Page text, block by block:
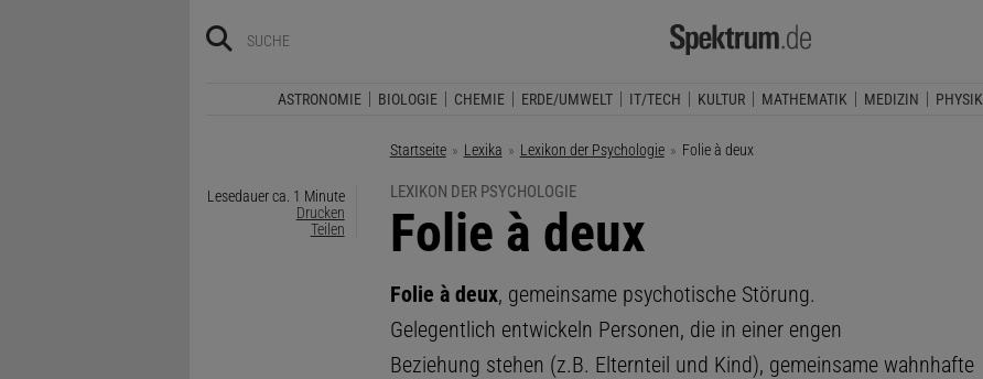
ASTRONOMIE BIOLOGIE CHEMIE ERDE/UMWELT IT/TECH KULTUR MATHEMATIK MEDIZIN PHYSIK
Startseite Lexika Lexikon der Psychologie Aktuelle Seite:
Folie à deux
Lesedauer ca. 1 Minute
Drucken
Teilen
LEXIKON DER PSYCHOLOGIE
:
Folie à deux
Folie à deux, gemeinsame psychotische Störung.
Gelegentlich entwickeln Personen, die in einer engen
Beziehung stehen (z.B. Elternteil und Kind), gemeinsame wahnhafte